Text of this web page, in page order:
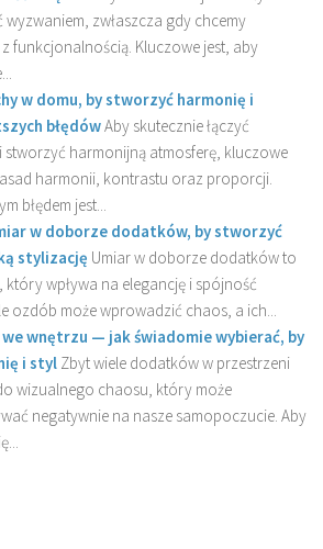
zwłaszcza gdy chcemy
z funkcjonalnością. Kluczowe jest, aby
w domu, by stworzyć harmonię i
błędówAby skutecznie łączyć
stworzyć harmonijną atmosferę, kluczowe
harmonii, kontrastu oraz proporcji.
błędem jest...
w doborze dodatków, by stworzyć
stylizację Umiar w doborze dodatków to
który wpływa na elegancję i spójność
ozdób może wprowadzić chaos, a ich...
wnętrzu — jak świadomie wybierać, by
i styl Zbyt wiele dodatków w przestrzeni
wizualnego chaosu, który może
negatywnie na nasze samopoczucie. Aby